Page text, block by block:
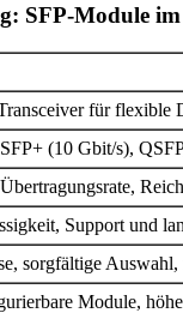
SFP-Module
für flexible
(10 Gbit/s),
Support und
sorgfältige
Module,